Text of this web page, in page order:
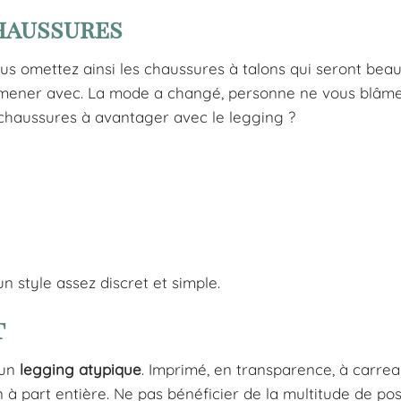
omettez ainsi les chaussures à talons qui seront
avec. La mode a changé, personne ne vous
à avantager avec le legging ?
style assez discret et simple.
legging atypique. Imprimé, en transparence, à
part entière. Ne pas bénéficier de la multitude de